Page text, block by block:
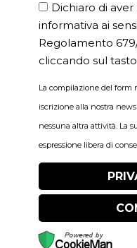
Dichiaro di
informativa ai
Regolamento
cliccando sul tasto
La compilazione del form
iscrizione alla nostra
nessuna altra attività. La
espressione libera di